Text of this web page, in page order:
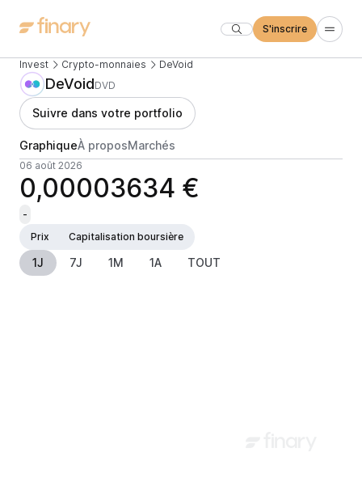
S'inscrire
Invest Crypto-monnaies DeVoid
DeVoidDVD
Suivre dans votre portfolio
GraphiqueÀ proposMarchés
06 août 2026
0,00003634 €
-
Prix
Capitalisation boursière
1J 7J 1M 1A TOUT